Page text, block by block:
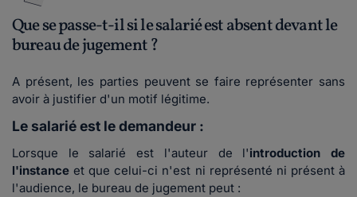
Que se passe-t-il si le salarié est absent devant le
bureau de jugement ?
A présent, les parties peuvent se faire représenter sans
avoir à justifier d'un motif légitime.
Le salarié est le demandeur :
Lorsque le salarié est l'auteur de l'introduction de
l'instance et que celui-ci n'est ni représenté ni présent à
l'audience, le bureau de jugement peut :